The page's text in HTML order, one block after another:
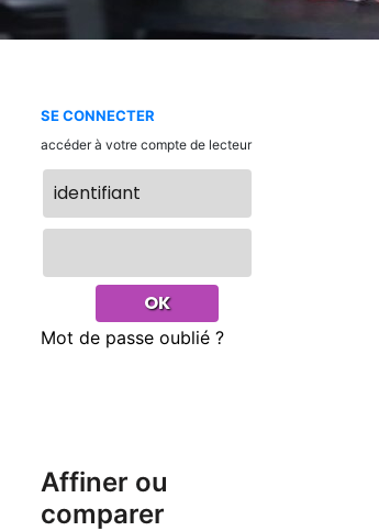
SE CONNECTER
accéder à votre compte de lecteur
Mot de passe oublié ?
Affiner ou
comparer